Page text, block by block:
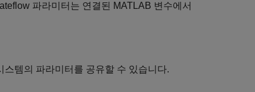
파라미터는 연결된 MATLAB 변수에서
템의 파라미터를 공유할 수 있습니다.